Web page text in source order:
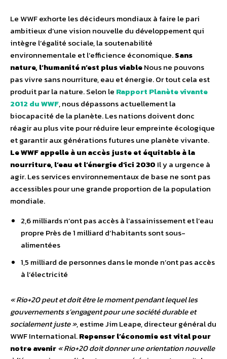
Le WWF exhorte les décideurs mondiaux à faire le pari
ambitieux d’une vision nouvelle du développement qui
intègre l’égalité sociale, la soutenabilité
environnementale et l’efficience économique.Sans
nature, l’humanité n’est plus viableNous ne pouvons
pas vivre sans nourriture, eau et énergie. Or tout cela est
produit par la nature. Selon le Rapport Planète vivante
2012 du WWF, nous dépassons actuellement la
biocapacité de la planète. Les nations doivent donc
réagir au plus vite pour réduire leur empreinte écologique
et garantir aux générations futures une planète vivante.
Le WWF appelle à un accès juste et équitable à la
nourriture, l’eau et l’énergie d’ici 2030 Il y a urgence à
agir. Les services environnementaux de base ne sont pas
accessibles pour une grande proportion de la population
mondiale.
2,6 milliards n’ont pas accès à l’assainissement et l’eau
propre Près de 1 milliard d’habitants sont sous-
alimentées
1,5 milliard de personnes dans le monde n’ont pas accès
à l’électricité
« Rio+20 peut et doit être le moment pendant lequel les
gouvernements s’engagent pour une société durable et
socialement juste », estime Jim Leape, directeur général du
WWF International.Repenser l’économie est vital pour
notre avenir« Rio+20 doit donner une orientation nouvelle